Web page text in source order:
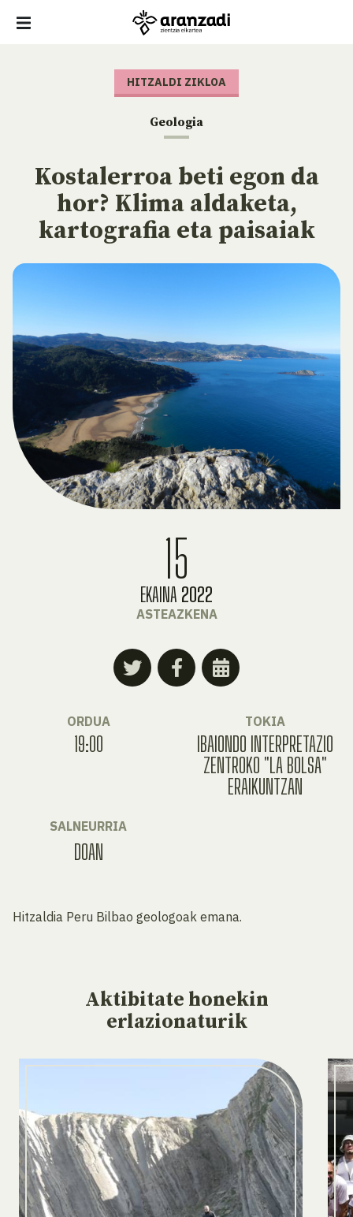
HITZALDI ZIKLOA
Geologia
Kostalerroa beti egon da
hor? Klima aldaketa,
kartografia eta paisaiak
15
EKAINA 2022
ASTEAZKENA
ORDUA
19:00
TOKIA
IBAIONDO INTERPRETAZIO
ZENTROKO "LA BOLSA"
ERAIKUNTZAN
SALNEURRIA
DOAN
Hitzaldia Peru Bilbao geologoak emana.
Aktibitate honekin
erlazionaturik